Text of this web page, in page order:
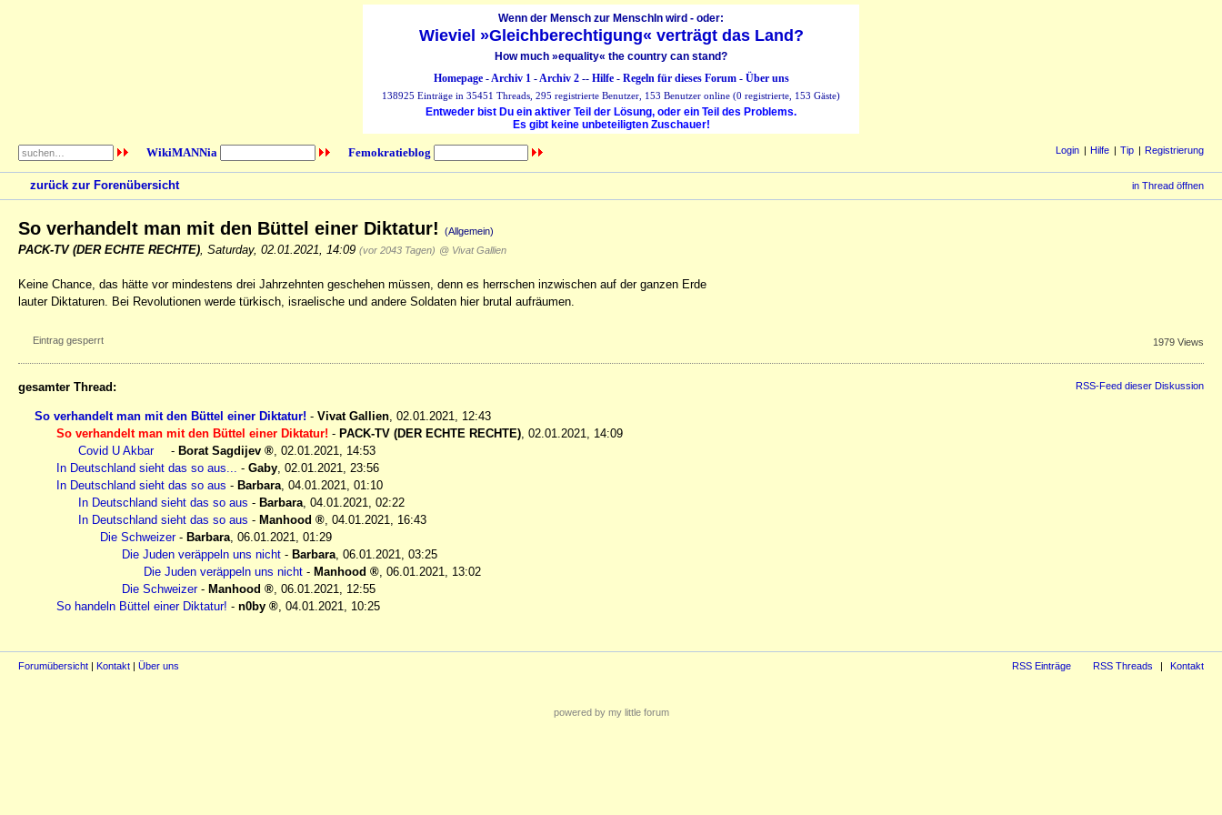
Wenn der Mensch zur MenschIn wird - oder:
Wieviel »Gleichberechtigung« verträgt das Land?
How much »equality« the country can stand?
Homepage-Archiv 1-Archiv 2-- Hilfe- Regeln für dieses Forum- Über uns
138925 Einträge in 35451 Threads, 295 registrierte Benutzer, 153 Benutzer online (0 registrierte, 153 Gäste)
Entweder bist Du ein aktiver Teil der Lösung, oder ein Teil des Problems.
Es gibt keine unbeteiligten Zuschauer!
WikiMANNia Femokratieblog Login Hilfe Tip Registrierung
zurück zur Forenübersicht in Thread öffnen
So verhandelt man mit den Büttel einer Diktatur! (Allgemein)
PACK-TV (DER ECHTE RECHTE) Saturday, 02.01.2021, 14:09 (vor 2043 Tagen) @ Vivat Gallien
Keine Chance, das hätte vor mindestens drei Jahrzehnten geschehen müssen, denn es herrschen inzwischen auf der ganzen Erde
lauter Diktaturen. Bei Revolutionen werde türkisch, israelische und andere Soldaten hier brutal aufräumen.
Eintrag gesperrt 1979 Views
gesamter Thread: RSS-Feed dieser Diskussion
So verhandelt man mit den Büttel einer Diktatur! - Vivat Gallien 02.01.2021, 12:43
So verhandelt man mit den Büttel einer Diktatur! - PACK-TV (DER ECHTE RECHTE) 02.01.2021, 14:09
Covid U Akbar
- Borat Sagdijev
02.01.2021, 14:53
In Deutschland sieht das so aus...
- Gaby 02.01.2021, 23:56
In Deutschland sieht das so aus - Barbara 04.01.2021, 01:10
In Deutschland sieht das so aus - Barbara 04.01.2021, 02:22
In Deutschland sieht das so aus - Manhood
04.01.2021, 16:43
Die Schweizer- Barbara 06.01.2021, 01:29
Die Juden veräppeln uns nicht - Barbara 06.01.2021, 03:25
Die Juden veräppeln uns nicht - Manhood
06.01.2021, 13:02
Die Schweizer- Manhood
06.01.2021, 12:55
So handeln Büttel einer Diktatur! - n0by 04.01.2021, 10:25
Forumübersicht | Kontakt | Über uns RSS Einträge RSS Threads Kontakt
powered by my little forum